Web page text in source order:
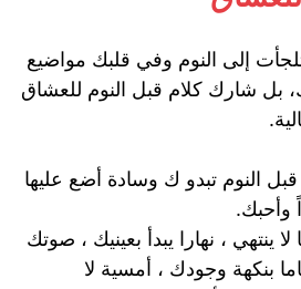
إلى النوم وفي قلبك مواضيع
بل شارك كلام قبل النوم للعشاق
النوم تبدو ك وسادة أضع عليها
وأحبك.
ينتهي ، نهارا يبدأ بعينيك ، صوتك
بنكهة وجودك ، أمسية لا